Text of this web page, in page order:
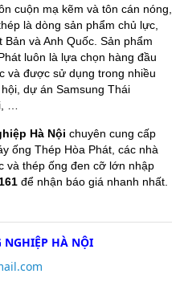
cuộn mạ kẽm và tôn cán nóng,
là dòng sản phẩm chủ lực,
và Anh Quốc. Sản phẩm
luôn là lựa chọn hàng đầu
và được sử dụng trong nhiều
dự án Samsung Thái
…
Hà Nội chuyên cung cấp
ống Thép Hòa Phát, các nhà
và thép ống đen cỡ lớn nhập
để nhận báo giá nhanh nhất.
NGHIỆP HÀ NỘI